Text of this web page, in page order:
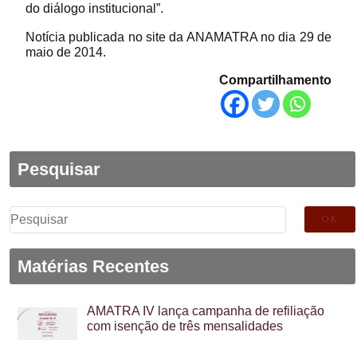
do diálogo institucional”.
Notícia publicada no site da ANAMATRA no dia 29 de
maio de 2014.
Compartilhamento
Pesquisar
Pesquisar
por:
Matérias Recentes
AMATRA IV lança campanha de refiliação
com isenção de três mensalidades